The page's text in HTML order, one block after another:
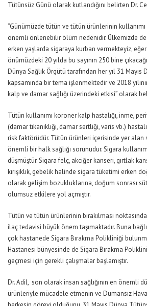
Tütünsüz Günü olarak kutlandığını belirten Dr.
“Günümüzde tütün ve tütün ürünlerinin
önemli önlenebilir ölüm nedenidir. Ülkemizde de
erken yaşlarda sigaraya kurban vermekteyiz,
önümüzdeki 20 yılda bu sayının 250 bine
Dünya Sağlık Örgütü tarafından her yıl 31 Mayıs
kapsamında bir tema işlenmektedir ve 2018
kalp ve damar sağlığı üzerindeki etkisi” olarak
Tütün kullanımı koroner kalp hastalığı, inme,
(damar tıkanıklığı, damar sertliği, varis vb.)
risk faktörüdür. Tütün ürünleri içerisinde yer alan
önemli bir halk sağlığı sorunudur. Sigara
düşmüştür. Sigara felç, akciğer kanseri, gırtlak
kırışıklık, gebelik halinde sigara tüketimi erken
olarak gelişim bozukluklarına, doğum sonrası
olumsuz etkilere yol açmıştır.
Tütün ve tütün ürünlerinin bırakılması noktasında
ilaç tedavisi büyük önem taşımaktadır. Buna
çok hastanede Sigara Bırakma Polikliniği
Hastanesi bünyesinde de Sigara Bırakma
geçmesi için gerekli çalışmalar başlamıştır.
Dr. Adil, son olarak insan sağlığının en önemli
ürünleriyle mücadele etmenin ve Dumansız